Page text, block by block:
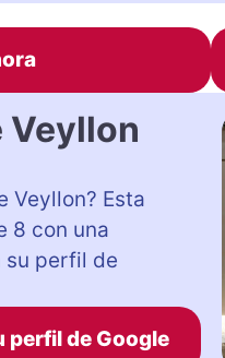
Veyllon
Veyllon? Esta
8 con una
su perfil de
perfil de Google